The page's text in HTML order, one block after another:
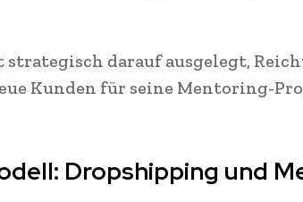
darauf ausgelegt,
Kunden für seine Mentoring-
Dropshipping und